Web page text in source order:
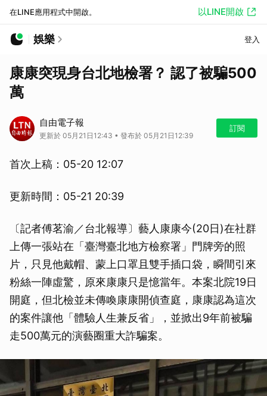
在LINE應用程式中開啟。 以LINE開啟
娛樂 登入
康康突現身台北地檢署？ 認了被騙500
萬
自由電子報
更新於 05月21日12:43 • 發布於 05月21日12:39
訂閱
首次上稿：05-20 12:07
更新時間：05-21 20:39
〔記者傅茗渝／台北報導〕藝人康康今(20日)在社群
上傳一張站在「臺灣臺北地方檢察署」門牌旁的照
片，只見他戴帽、蒙上口罩且雙手插口袋，瞬間引來
粉絲一陣虛驚，原來康康只是憶當年。本案北院19日
開庭，但北檢並未傳喚康康開偵查庭，康康認為這次
的案件讓他「體驗人生兼反省」，並掀出9年前被騙
走500萬元的演藝圈重大詐騙案。